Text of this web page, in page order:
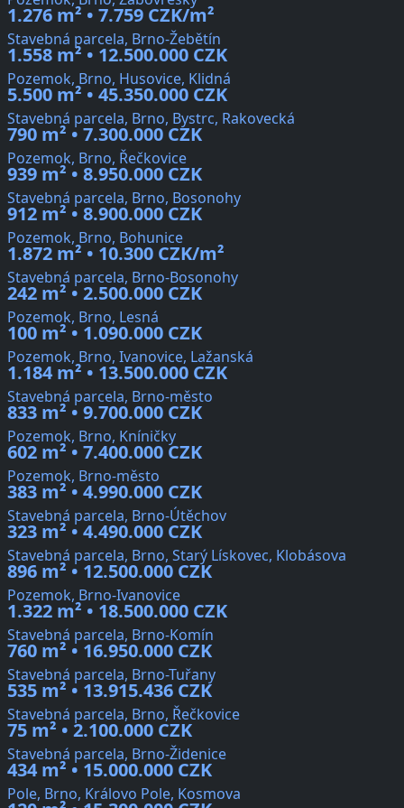
1.276 m² • 7.759 CZK/m²
Stavebná parcela, Brno-Žebětín
1.558 m² • 12.500.000 CZK
Pozemok, Brno, Husovice, Klidná
5.500 m² • 45.350.000 CZK
Stavebná parcela, Brno, Bystrc, Rakovecká
790 m² • 7.300.000 CZK
Pozemok, Brno, Řečkovice
939 m² • 8.950.000 CZK
Stavebná parcela, Brno, Bosonohy
912 m² • 8.900.000 CZK
Pozemok, Brno, Bohunice
1.872 m² • 10.300 CZK/m²
Stavebná parcela, Brno-Bosonohy
242 m² • 2.500.000 CZK
Pozemok, Brno, Lesná
100 m² • 1.090.000 CZK
Pozemok, Brno, Ivanovice, Lažanská
1.184 m² • 13.500.000 CZK
Stavebná parcela, Brno-město
833 m² • 9.700.000 CZK
Pozemok, Brno, Kníničky
602 m² • 7.400.000 CZK
Pozemok, Brno-město
383 m² • 4.990.000 CZK
Stavebná parcela, Brno-Útěchov
323 m² • 4.490.000 CZK
Stavebná parcela, Brno, Starý Lískovec, Klobásova
896 m² • 12.500.000 CZK
Pozemok, Brno-Ivanovice
1.322 m² • 18.500.000 CZK
Stavebná parcela, Brno-Komín
760 m² • 16.950.000 CZK
Stavebná parcela, Brno-Tuřany
535 m² • 13.915.436 CZK
Stavebná parcela, Brno, Řečkovice
75 m² • 2.100.000 CZK
Stavebná parcela, Brno-Židenice
434 m² • 15.000.000 CZK
Pole, Brno, Královo Pole, Kosmova